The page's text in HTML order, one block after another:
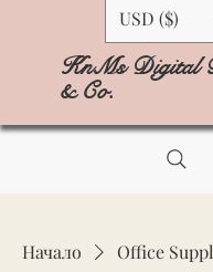
USD ($)
KnMs Digital
& Co.
Начало Office